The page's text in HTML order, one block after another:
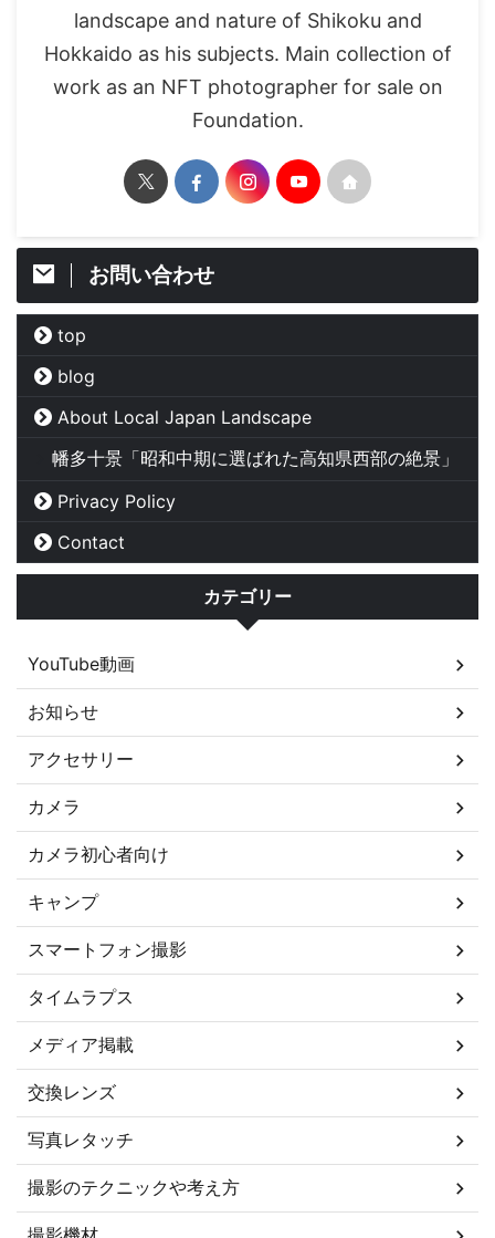
landscape and nature of Shikoku and
Hokkaido as his subjects. Main collection of
work as an NFT photographer for sale on
Foundation.
お問い合わせ
top
blog
About Local Japan Landscape
幡多十景「昭和中期に選ばれた高知県西部の絶景」
Privacy Policy
Contact
カテゴリー
YouTube動画
お知らせ
アクセサリー
カメラ
カメラ初心者向け
キャンプ
スマートフォン撮影
タイムラプス
メディア掲載
交換レンズ
写真レタッチ
撮影のテクニックや考え方